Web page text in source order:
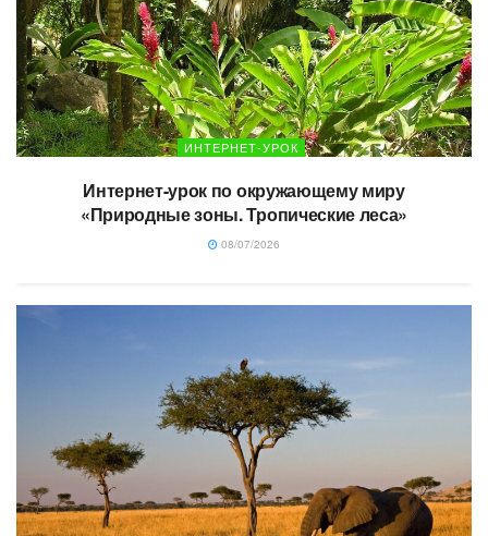
ИНТЕРНЕТ-УРОК
Интернет-урок по окружающему миру
«Природные зоны. Тропические леса»
08/07/2026